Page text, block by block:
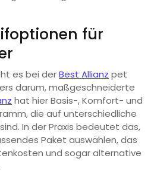
für
es bei derBest Allianz pet
darum, maßgeschneiderte
hat hier Basis-, Komfort- und
die auf unterschiedliche
In der Praxis bedeutet das,
Paket auswählen, das
und sogar alternative